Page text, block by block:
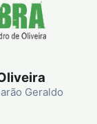
Geraldo